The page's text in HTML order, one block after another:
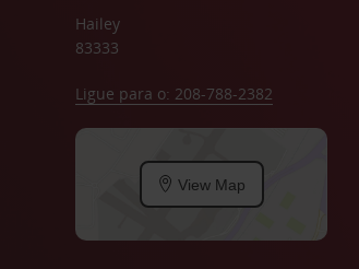
Hailey
83333
Ligue para o: 208-788-2382
View Map